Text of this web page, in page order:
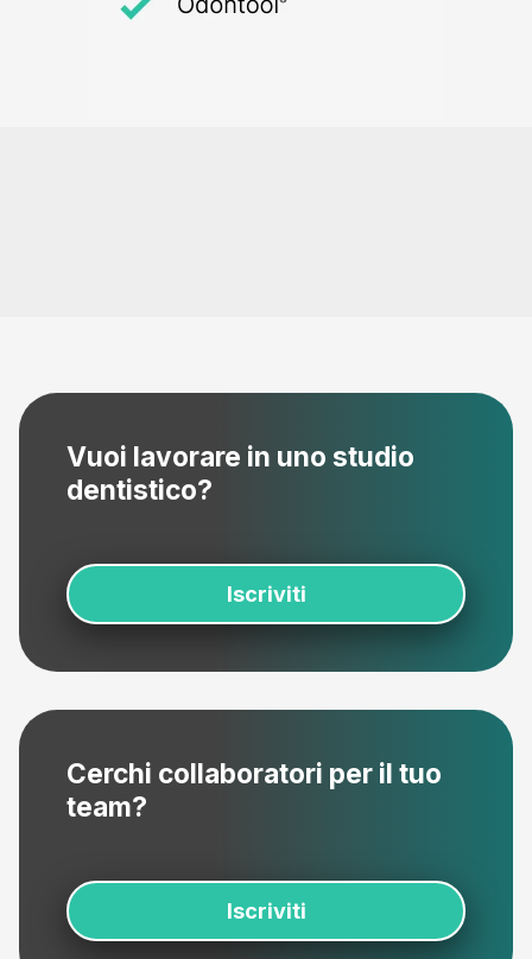
Vuoi lavorare in uno studio
dentistico?
Iscriviti
Cerchi collaboratori per il tuo
team?
Iscriviti